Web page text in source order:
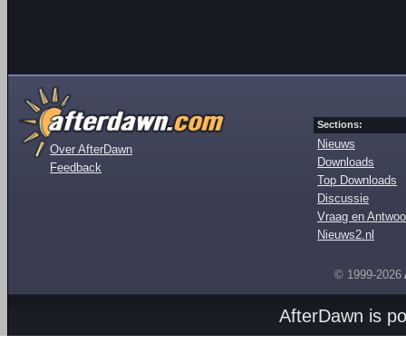
Over AfterDawn
Feedback
Sections:
Nieuws
Downloads
Top Downloads
Discussie
Vraag en
Nieuws2.nl
© 1999-2026
AfterDawn is